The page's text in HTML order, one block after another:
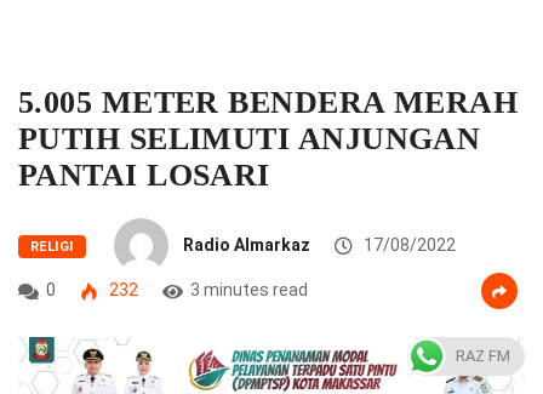
5.005 METER BENDERA MERAH
PUTIH SELIMUTI ANJUNGAN
PANTAI LOSARI
RELIGI Radio Almarkaz 17/08/2022
0 232 3 minutes read
RAZ FM